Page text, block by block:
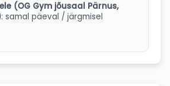
(OG Gym jõusaal Pärnus,
: samal päeval / järgmisel